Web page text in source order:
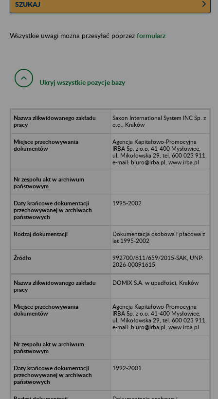
SZUKAJ
Wszystkie uwagi można przesyłać poprzez formularz
Ukryj wszystkie pozycje bazy
Saxon International System INC Sp. z
o.o., Kraków
Agencja Kapitałowo-Promocyjna
IRBA Sp. z o.o. 41-400 Mysłowice,
ul. Mikołowska 29, tel. 600 023 911,
e-mail: biuro@irba.pl, www.irba.pl
1995-2002
Dokumentacja osobowa i płacowa z
lat 1995-2002
992700/611/659/2015-SAK, UNP:
2026-00091615
DOMIX S.A. w upadłości, Kraków
Agencja Kapitałowo-Promocyjna
IRBA Sp. z o.o. 41-400 Mysłowice,
ul. Mikołowska 29, tel. 600 023 911,
e-mail: biuro@irba.pl, www.irba.pl
1992-2001